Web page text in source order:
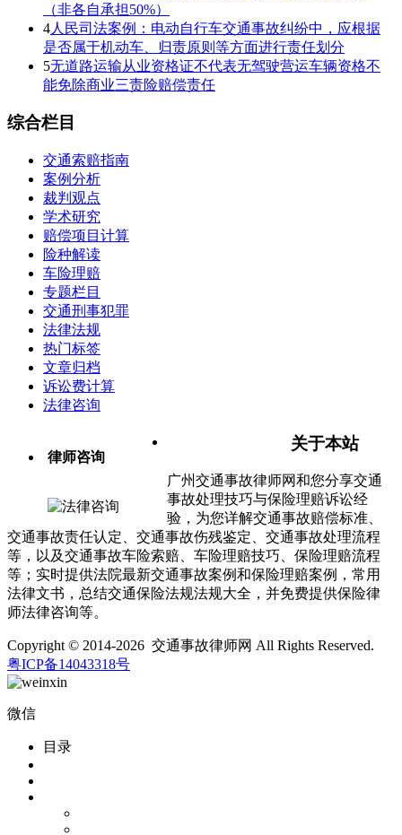
（非各自承担50%）
4人民司法案例：电动自行车交通事故纠纷中，应根据
是否属于机动车、归责原则等方面进行责任划分
5无道路运输从业资格证不代表无驾驶营运车辆资格不
能免除商业三责险赔偿责任
综合栏目
交通索赔指南
案例分析
裁判观点
学术研究
赔偿项目计算
险种解读
车险理赔
专题栏目
交通刑事犯罪
法律法规
热门标签
文章归档
诉讼费计算
法律咨询
律师咨询
关于本站
广州交通事故律师网和您分享交通
事故处理技巧与保险理赔诉讼经
验，为您详解交通事故赔偿标准、
交通事故责任认定、交通事故伤残鉴定、交通事故处理流程
等，以及交通事故车险索赔、车险理赔技巧、保险理赔流程
等；实时提供法院最新交通事故案例和保险理赔案例，常用
法律文书，总结交通保险法规法规大全，并免费提供保险律
师法律咨询等。
Copyright © 2014-2026 交通事故律师网 All Rights Reserved.
粤ICP备14043318号
微信
目录